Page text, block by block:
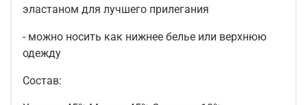
эластаном для лучшего прилегания
- можно носить как нижнее белье или верхнюю
одежду
Состав: